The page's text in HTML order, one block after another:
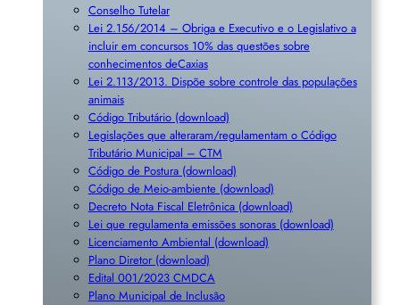
Conselho Tutelar
Lei 2.156/2014 – Obriga e Executivo e o Legislativo a
incluir em concursos 10% das questões sobre
conhecimentos deCaxias
Lei 2.113/2013. Dispõe sobre controle das populações
animais
Código Tributário (download)
Legislações que alteraram/regulamentam o Código
Tributário Municipal – CTM
Código de Postura (download)
Código de Meio-ambiente (download)
Decreto Nota Fiscal Eletrônica (download)
Lei que regulamenta emissões sonoras (download)
Licenciamento Ambiental (download)
Plano Diretor (download)
Edital 001/2023 CMDCA
Plano Municipal de Inclusão